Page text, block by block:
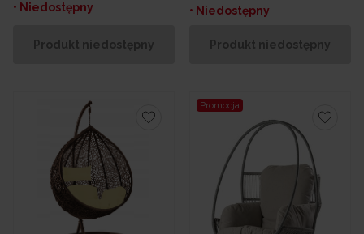
• Niedostępny
Produkt niedostępny
• Niedostępny
Produkt niedostępny
Promocja